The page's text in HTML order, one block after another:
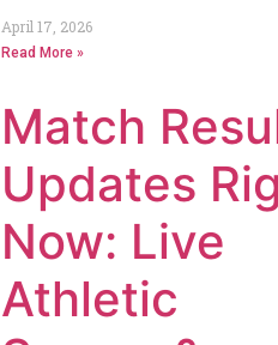
April 17, 2026
Read More »
Match
Updates
Now: Live
Athletic